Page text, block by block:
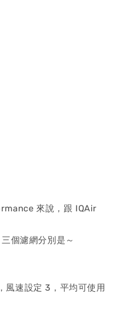
來說，跟 IQAir
個濾網分別是～
風速設定 3，平均可使用